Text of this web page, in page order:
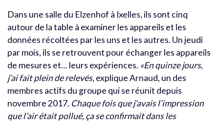
Dans une salle du Elzenhof à Ixelles, ils sont cinq
autour de la table à examiner les appareils et les
données récoltées par les uns et les autres. Un jeudi
par mois, ils se retrouvent pour échanger les appareils
de mesures et… leurs expériences. «En quinze jours,
j’ai fait plein de relevés, explique Arnaud, un des
membres actifs du groupe qui se réunit depuis
novembre 2017. Chaque fois que j’avais l’impression
que l’air était pollué, ça se confirmait dans les